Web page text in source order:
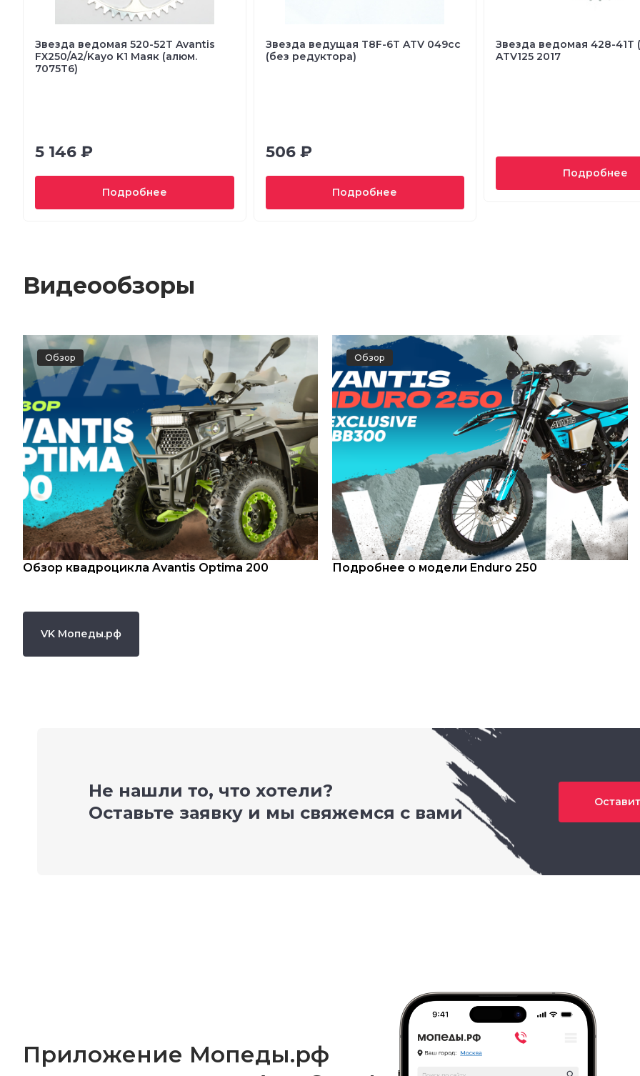
Звезда ведомая 520-52Т Avantis
FX250/A2/Kayo K1 Маяк (алюм.
7075T6)
5 146 ₽
Подробнее
Звезда ведущая T8F-6T ATV 049cc
(без редуктора)
506 ₽
Подробнее
Звезда ведомая 428-41Т
ATV125 2017
Подробнее
Видеообзоры
Обзор
Обзор квадроцикла Avantis Optima 200
Обзор
Подробнее о модели Enduro 250
VK Мопеды.рф
Не нашли то, что хотели?
Оставьте заявку и мы свяжемся с вами
Приложение Мопеды.рф